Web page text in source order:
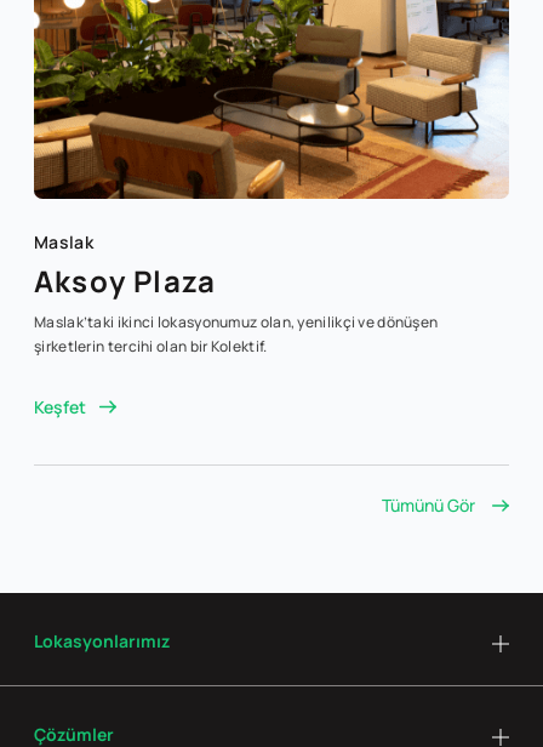
Maslak
Aksoy Plaza
Maslak’taki ikinci lokasyonumuz olan, yenilikçi ve dönüşen
şirketlerin tercihi olan bir Kolektif.
Keşfet
Tümünü Gör
Lokasyonlarımız
Çözümler